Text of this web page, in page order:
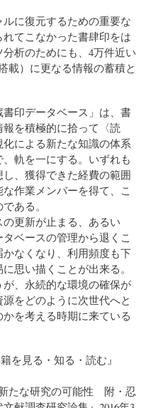
に復元するための重要な
てこなかった書肆印をは
析のためにも、4万件近い
載）に更なる情報の蓄積と
印データベース」は、書
を積極的に拾って〈読
による新たな知識の体系
軌を一にする。いずれも
、獲得できた経費の範囲
作業メンバーを得て、こ
ある。
更新が止まる、あるい
ベースの管理から退くこ
なくなり、利用頻度も下
思い描くことが出来る。
、永続的な環境の確保が
をどのように次世代へと
を考える時期に来ている
を見る・知る・読む』
たな研究の可能性 附・忍